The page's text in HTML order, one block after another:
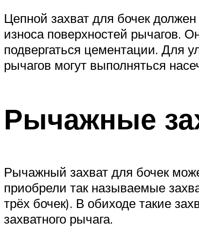
Цепной захват для бочек
износа поверхностей рычагов.
подвергаться цементации. Для
рычагов могут выполняться
Рычажные
Рычажный захват для бочек
приобрели так называемые
трёх бочек). В обиходе такие
захватного рычага.